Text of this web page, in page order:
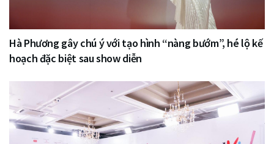
Hà Phương gây chú ý với tạo hình “nàng bướm”, hé lộ kế
hoạch đặc biệt sau show diễn